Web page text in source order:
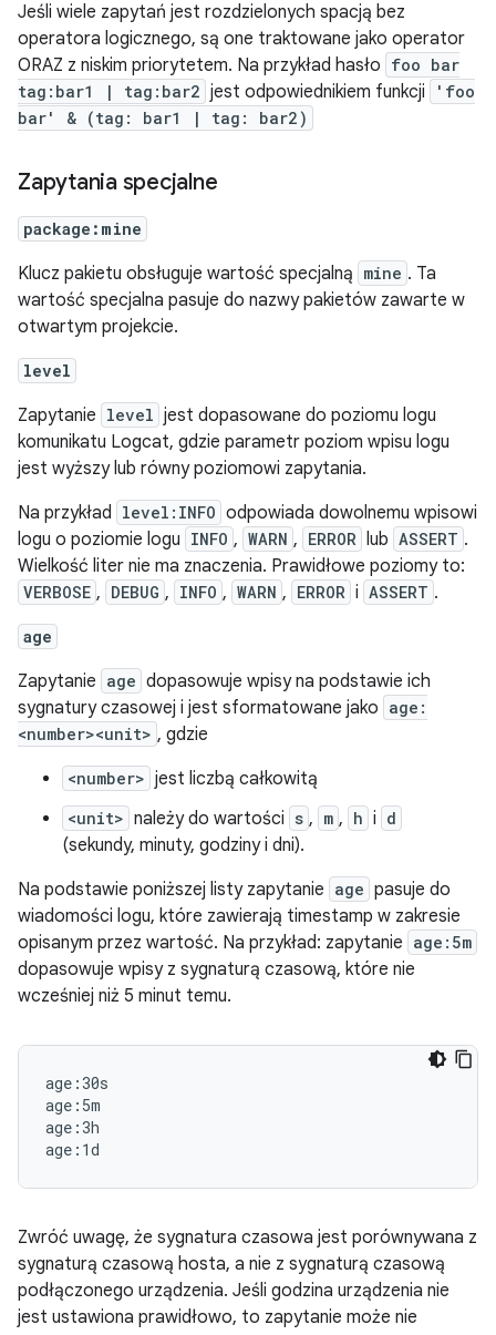
Jeśli wiele zapytań jest rozdzielonych spacją bez
operatora logicznego, są one traktowane jako operator
ORAZ z niskim priorytetem. Na przykład hasło foo bar
tag:bar1 | tag:bar2 jest odpowiednikiem funkcji
'foo
bar' & (tag: bar1 | tag: bar2)
Zapytania specjalne
package:mine
Klucz pakietu obsługuje wartość specjalną mine . Ta
wartość specjalna pasuje do nazwy pakietów zawarte w
otwartym projekcie.
level
Zapytanie level jest dopasowane do poziomu logu
komunikatu Logcat, gdzie parametr poziom wpisu logu
jest wyższy lub równy poziomowi zapytania.
Na przykład level:INFO odpowiada dowolnemu wpisowi
logu o poziomie logu INFO , WARN , ERROR lub ASSERT .
Wielkość liter nie ma znaczenia. Prawidłowe poziomy to:
VERBOSE , DEBUG , INFO , WARN , ERROR i ASSERT .
age
Zapytanie age dopasowuje wpisy na podstawie ich
sygnatury czasowej i jest sformatowane jako age:
<number><unit> , gdzie
<number> jest liczbą całkowitą
<unit> należy do wartości s , m , h i d
(sekundy, minuty, godziny i dni).
Na podstawie poniższej listy zapytanie age pasuje do
wiadomości logu, które zawierają timestamp w zakresie
opisanym przez wartość. Na przykład: zapytanie age:5m
dopasowuje wpisy z sygnaturą czasową, które nie
wcześniej niż 5 minut temu.
age:30s
age:5m
age:3h
Zwróć uwagę, że sygnatura czasowa jest porównywana z
sygnaturą czasową hosta, a nie z sygnaturą czasową
podłączonego urządzenia. Jeśli godzina urządzenia nie
jest ustawiona prawidłowo, to zapytanie może nie